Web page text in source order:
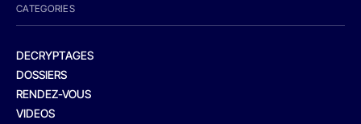
CATEGORIES
DECRYPTAGES
DOSSIERS
RENDEZ-VOUS
VIDEOS